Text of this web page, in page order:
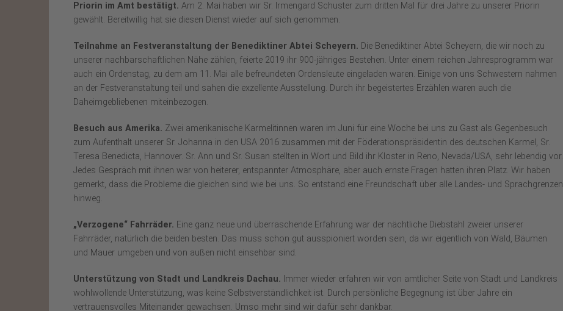
Priorin im Amt bestätigt. Am 2. Mai haben wir Sr. Irmengard Schuster zum dritten Mal für drei Jahre zu unserer Priorin
gewählt. Bereitwillig hat sie diesen Dienst wieder auf sich genommen.
Teilnahme an Festveranstaltung der Benediktiner Abtei Scheyern. Die Benediktiner Abtei Scheyern, die wir noch zu
unserer nachbarschaftlichen Nähe zählen, feierte 2019 ihr 900-jähriges Bestehen. Unter einem reichen Jahresprogramm war
auch ein Ordenstag, zu dem am 11. Mai alle befreundeten Ordensleute eingeladen waren. Einige von uns Schwestern nahmen
an der Festveranstaltung teil und sahen die exzellente Ausstellung. Durch ihr begeistertes Erzählen waren auch die
Daheimgebliebenen miteinbezogen.
Besuch aus Amerika. Zwei amerikanische Karmelitinnen waren im Juni für eine Woche bei uns zu Gast als Gegenbesuch
zum Aufenthalt unserer Sr. Johanna in den USA 2016 zusammen mit der Föderationspräsidentin des deutschen Karmel, Sr.
Teresa Benedicta, Hannover. Sr. Ann und Sr. Susan stellten in Wort und Bild ihr Kloster in Reno, Nevada/USA, sehr lebendig vor.
Jedes Gespräch mit ihnen war von heiterer, entspannter Atmosphäre, aber auch ernste Fragen hatten ihren Platz. Wir haben
gemerkt, dass die Probleme die gleichen sind wie bei uns. So entstand eine Freundschaft über alle Landes- und Sprachgrenzen
hinweg.
„Verzogene“ Fahrräder. Eine ganz neue und überraschende Erfahrung war der nächtliche Diebstahl zweier unserer
Fahrräder, natürlich die beiden besten. Das muss schon gut ausspioniert worden sein, da wir eigentlich von Wald, Bäumen
und Mauer umgeben und von außen nicht einsehbar sind.
Unterstützung von Stadt und Landkreis Dachau. Immer wieder erfahren wir von amtlicher Seite von Stadt und Landkreis
wohlwollende Unterstützung, was keine Selbstverständlichkeit ist. Durch persönliche Begegnung ist über Jahre ein
vertrauensvolles Miteinander gewachsen. Umso mehr sind wir dafür sehr dankbar.